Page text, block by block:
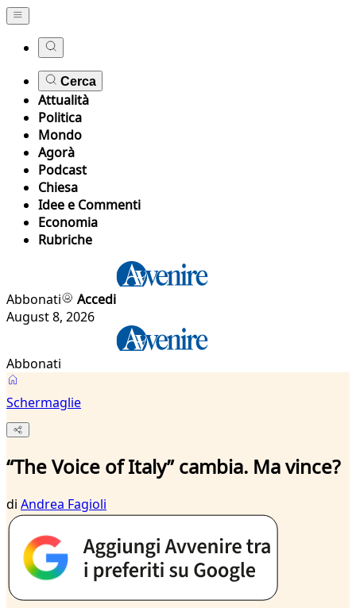
Cerca
Attualità
Politica
Mondo
Agorà
Podcast
Chiesa
Idee e Commenti
Economia
Rubriche
Abbonati
Accedi
August 8, 2026
Abbonati
Schermaglie
“The Voice of Italy” cambia. Ma vince?
di Andrea Fagioli